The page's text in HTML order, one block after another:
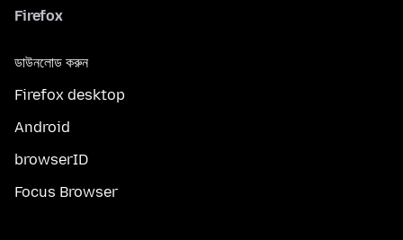
Firefox
ডাউনলোড করুন
Firefox desktop
Android
browserID
Focus Browser